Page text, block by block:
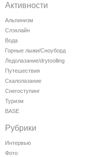
Активности
Альпинизм
Слэклайн
Вода
Горные лыжи/Сноуборд
Ледолазание/drytoolling
Путешествия
Скалолазание
Снегоступинг
Туризм
BASE
Рубрики
Интервью
Фото